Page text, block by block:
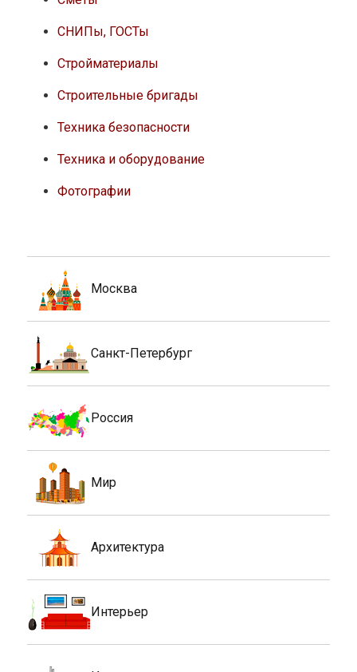
СНИПы, ГОСТы
Стройматериалы
Строительные бригады
Техника безопасности
Техника и оборудование
Фотографии
Москва
Санкт-Петербург
Россия
Мир
Архитектура
Интерьер